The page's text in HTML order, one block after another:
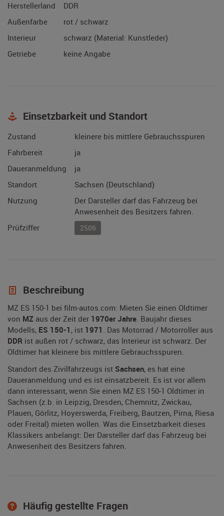
Herstellerland
DDR
Außenfarbe
rot / schwarz
Interieur
schwarz (Material: Kunstleder)
Getriebe
keine Angabe
Einsetzbarkeit und Standort
Zustand
kleinere bis mittlere Gebrauchsspuren
Fahrbereit
ja
Daueranmeldung
ja
Standort
Sachsen (Deutschland)
Nutzung
Der Darsteller darf das Fahrzeug bei
Anwesenheit des Besitzers fahren.
Prüfziffer
2506
Beschreibung
MZ ES 150-1 bei film-autos.com: Mieten Sie einen Oldtimer
von MZ aus der Zeit der 1970er Jahre. Baujahr dieses
Modells, ES 150-1 , ist 1971 . Das Motorrad / Motorroller aus
DDR ist außen rot / schwarz, das Interieur ist schwarz. Der
Oldtimer hat kleinere bis mittlere Gebrauchsspuren.
Standort des Zivilfahrzeugs ist Sachsen, es hat eine
Daueranmeldung und es ist einsatzbereit. Es ist vor allem
dann interessant, wenn Sie einen MZ ES 150-1 Oldtimer in
Sachsen (z.b. in Leipzig, Dresden, Chemnitz, Zwickau,
Plauen, Görlitz, Hoyerswerda, Freiberg, Bautzen, Pirna, Riesa
oder Freital) mieten wollen. Was die Einsetzbarkeit dieses
Klassikers anbelangt: Der Darsteller darf das Fahrzeug bei
Anwesenheit des Besitzers fahren.
Häufig gestellte Fragen